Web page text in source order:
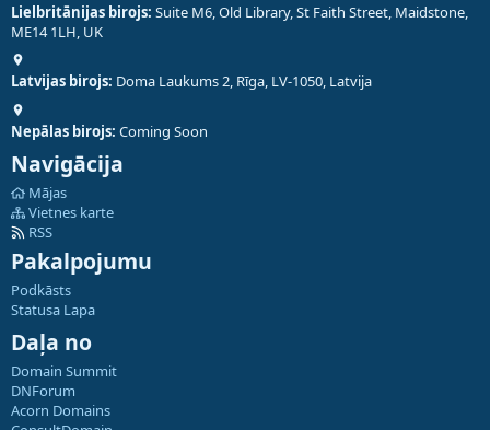
Lielbritānijas birojs: Suite M6, Old Library, St Faith Street, Maidstone,
ME14 1LH, UK
Latvijas birojs: Doma Laukums 2, Rīga, LV-1050, Latvija
Nepālas birojs: Coming Soon
Navigācija
Mājas
Vietnes karte
RSS
Pakalpojumu
Podkāsts
Statusa Lapa
Daļa no
Domain Summit
DNForum
Acorn Domains